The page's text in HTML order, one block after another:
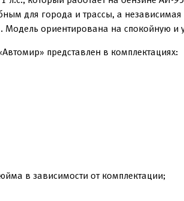
для города и трассы, а
ориентирована на спокойную и
представлен в комплектациях:
в зависимости от комплектации;